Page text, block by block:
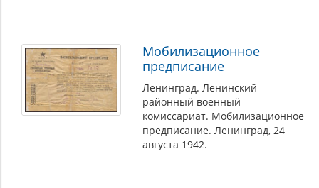
Мобилизационное
предписание
Ленинград. Ленинский
районный военный
комиссариат. Мобилизационное
предписание. Ленинград, 24
августа 1942.